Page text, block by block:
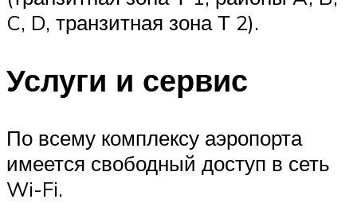
C, D, транзитная зона Т 2).
Услуги и сервис
По всему комплексу аэропорта
имеется свободный доступ в сеть
Wi-Fi.